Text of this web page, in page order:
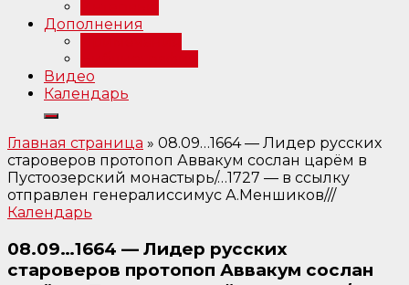
Дополнения
Видео
Календарь
Главная страница » 08.09…1664 — Лидер русских
староверов протопоп Аввакум сослан царём в
Пустоозерский монастырь/…1727 — в ссылку
отправлен генералиссимус А.Меншиков///
Календарь
08.09…1664 — Лидер русских
староверов протопоп Аввакум сослан